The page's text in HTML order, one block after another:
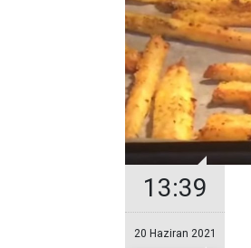
13:39
20 Haziran 2021